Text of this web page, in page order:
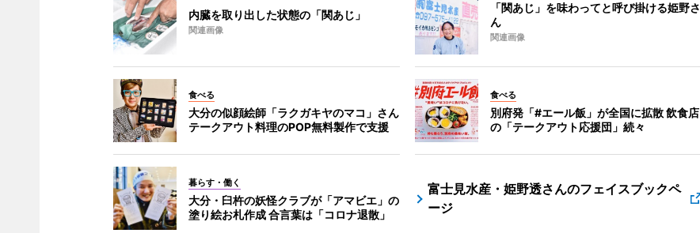
内臓を取り出した状態の「関あじ」
関連画像
「関あじ」を味わってと呼び掛ける姫野さ
ん
関連画像
食べる
大分の似顔絵師「ラクガキヤのマコ」さん
テークアウト料理のPOP無料製作で支援
食べる
別府発「#エール飯」が全国に拡散 飲食店
の「テークアウト応援団」続々
暮らす・働く
大分・臼杵の妖怪クラブが「アマビエ」の
塗り絵お札作成 合言葉は「コロナ退散」
富士見水産・姫野透さんのフェイスブックペ
ージ